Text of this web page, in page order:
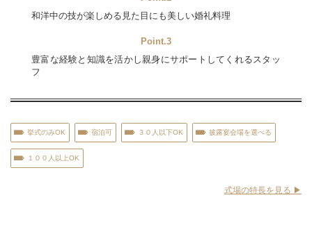
和洋中の技が楽しめる見た目にも美しい婚礼料理
Point.3
豊富な経験と知識を活かし親身にサポートしてくれるスタッ
フ
挙式のみOK 宿泊可 ３０人以下OK 披露宴会場を選べる
１００人以上OK
式場の特長を見る ▶︎